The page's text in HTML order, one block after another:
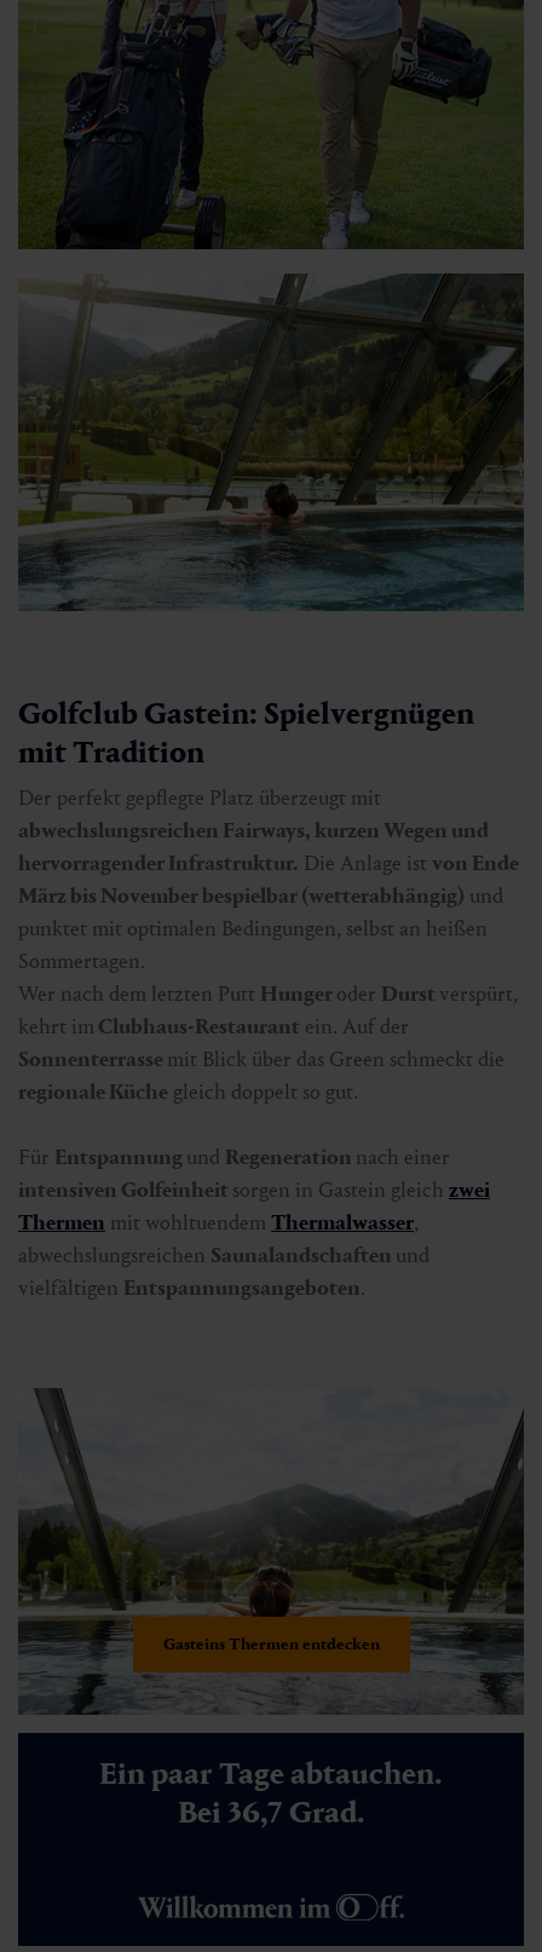
Golfclub Gastein: Spielvergnügen
mit Tradition
Der perfekt gepflegte Platz überzeugt mit
abwechslungsreichen Fairways, kurzen Wegen und
hervorragender Infrastruktur. Die Anlage istvon Ende
März bis November bespielbar (wetterabhängig) und
punktet mit optimalen Bedingungen, selbst an heißen
Sommertagen.
Wer nach dem letzten Putt Hungeroder Durstverspürt,
kehrt im Clubhaus-Restaurant ein. Auf der
Sonnenterrassemit Blick über das Green schmeckt die
regionale Küche gleich doppelt so gut.
Für Entspannungund Regeneration nach einer
intensiven Golfeinheitsorgen in Gastein gleich zwei
Thermen mit wohltuendem Thermalwasser,
abwechslungsreichen Saunalandschaften und
vielfältigen Entspannungsangeboten.
Gasteins Thermen entdecken
Ein paar Tage abtauchen.
Bei 36,7 Grad.